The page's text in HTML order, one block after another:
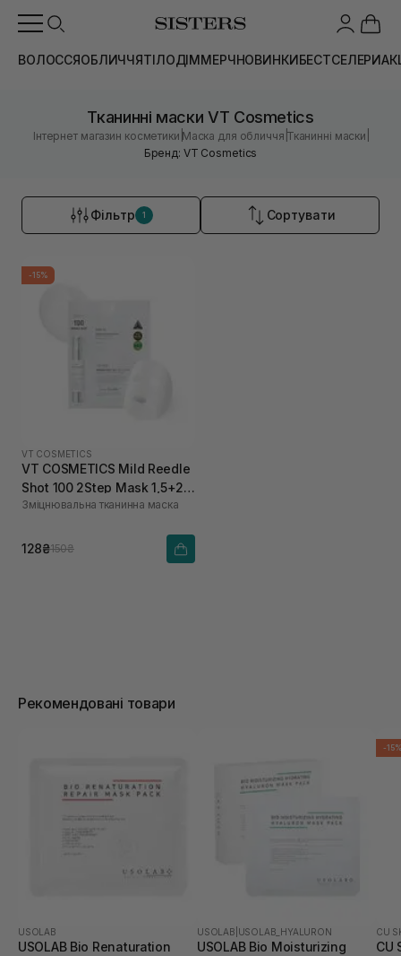
ВОЛОССЯОБЛИЧЧЯТІЛОДІММЕРЧНОВИНКИБЕСТСЕЛЕРИ
Тканинні маски VT Cosmetics
Інтернет магазин косметики |Маска для обличчя |Тканинні маски
Бренд: VT Cosmetics
Фільтр 1 Сортувати
-15%
VT COSMETICS
VT COSMETICS Mild Reedle
Shot 100 2Step Mask 1,5+25
г
Зміцнювальна тканинна маска
128₴150₴
Рекомендовані товари
USOLAB
USOLAB Bio Renaturation
USOLAB USOLAB_HYALURON
USOLAB Bio Moisturizing
-
CU
CU